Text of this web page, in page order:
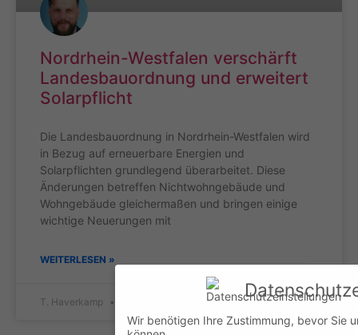
Nordrhein-Westfalen verschärft
Landesbauordnung und erweitert
Solarpflicht
Die Landesbauordnung in Nordrhein-Westfalen wird
in Bezug auf erneuerbare Energien und
Solarpflichten grundlegend überarbeitet. Diese
Änderungen betreffen Nichtwohngebäude und
Wohngebäude gleichermaßen und bringen einige
wichtige Neuerungen mit
WEITERLESEN »
T. Haverkamp
Wir benötigen Ihre Zustimmung, bevor Sie